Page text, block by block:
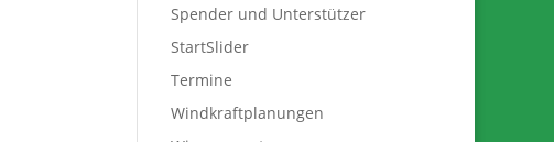
Spender und Unterstützer
StartSlider
Termine
Windkraftplanungen